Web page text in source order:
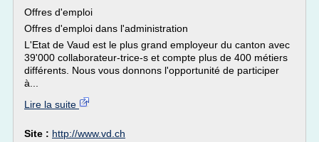
Offres d'emploi
Offres d'emploi dans l'administration
L'Etat de Vaud est le plus grand employeur du canton avec
39'000 collaborateur-trice-s et compte plus de 400 métiers
différents. Nous vous donnons l'opportunité de participer
à...
Lire la suite
Site : http://www.vd.ch